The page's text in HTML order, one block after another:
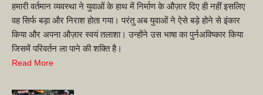
हमारी वर्तमान व्यवस्था ने युवाओं के हाथ में निर्माण के औज़ार दिए ही नहीं इसलिए
वह सिर्फ बड़ा और निराश होता गया। परंतु अब युवाओं ने ऐसे बड़े होने से इंकार
किया और अपना औज़ार स्वयं तलाशा। उन्होंने उस भाषा का पुर्नअविष्कार किया
जिसमें परिवर्तन ला पाने की शक्ति है।
Read More